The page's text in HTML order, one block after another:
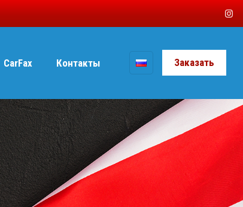
CarFax Контакты Заказать